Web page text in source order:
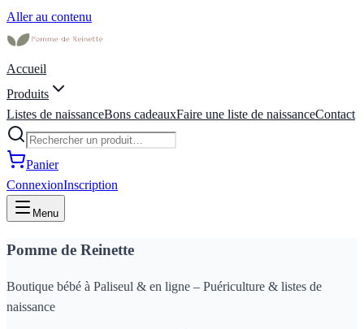
Aller au contenu
Accueil
Produits
Listes de naissanceBons cadeauxFaire une liste de naissanceContact
Panier
ConnexionInscription
Menu
Pomme de Reinette
Boutique bébé à Paliseul & en ligne – Puériculture & listes de
naissance